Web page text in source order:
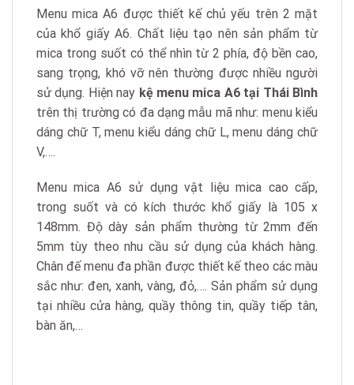
Menu mica A6 được thiết kế chủ yếu trên 2 mặt
của khổ giấy A6. Chất liệu tạo nên sản phẩm từ
mica trong suốt có thể nhìn từ 2 phía, độ bền cao,
sang trọng, khó vỡ nên thường được nhiều người
sử dụng. Hiện nay kệ menu mica A6 tại Thái Bình
trên thị trường có đa dạng mẫu mã như: menu kiểu
dáng chữ T, menu kiểu dáng chữ L, menu dáng chữ
V,….
Menu mica A6 sử dụng vật liệu mica cao cấp,
trong suốt và có kích thước khổ giấy là 105 x
148mm. Độ dày sản phẩm thường từ 2mm đến
5mm tùy theo nhu cầu sử dụng của khách hàng.
Chân đế menu đa phần được thiết kế theo các màu
sắc như: đen, xanh, vàng, đỏ,…. Sản phẩm sử dụng
tại nhiều cửa hàng, quầy thông tin, quầy tiếp tân,
bàn ăn,…